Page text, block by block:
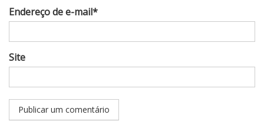
Endereço de e-mail*
Site